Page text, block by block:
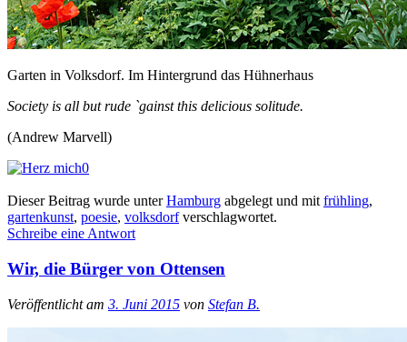
Garten in Volksdorf. Im Hintergrund das Hühnerhaus
Society is all but rude `gainst this delicious solitude.
(Andrew Marvell)
0
Dieser Beitrag wurde unterHamburg abgelegt und mit frühling,
gartenkunst, poesie, volksdorfverschlagwortet.
Schreibe eine Antwort
Wir, die Bürger von Ottensen
Veröffentlicht am 3. Juni 2015 von Stefan B.